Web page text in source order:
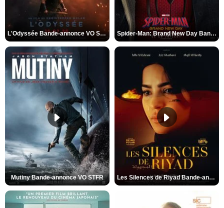
L'Odyssée Bande-annonce VO STFR Spider-Man: Brand New Day Bande-annonce VO STFR
Mutiny Bande-annonce VO STFR Les Silences de Riyad Bande-annonce VO STFR